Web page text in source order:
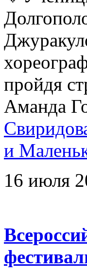
пройдя
Аманда
и
16 июля